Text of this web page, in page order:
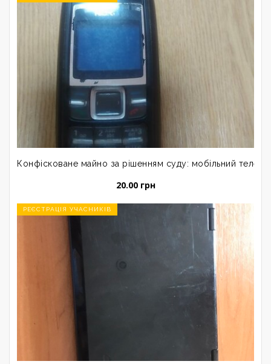
Конфісковане майно за рішенням суду: мобільний
20.00 грн
РЕЄСТРАЦІЯ УЧАСНИКІВ